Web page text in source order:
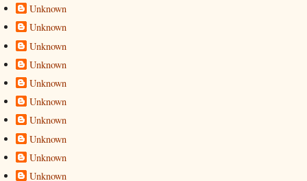
Unknown
Unknown
Unknown
Unknown
Unknown
Unknown
Unknown
Unknown
Unknown
Unknown